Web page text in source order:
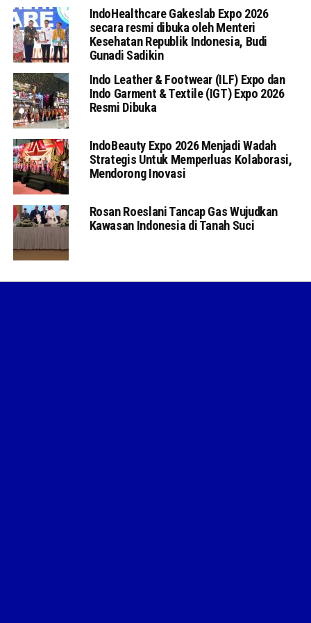
IndoHealthcare Gakeslab Expo 2026
secara resmi dibuka oleh Menteri
Kesehatan Republik Indonesia, Budi
Gunadi Sadikin
Indo Leather & Footwear (ILF) Expo dan
Indo Garment & Textile (IGT) Expo 2026
Resmi Dibuka
IndoBeauty Expo 2026 Menjadi Wadah
Strategis Untuk Memperluas Kolaborasi,
Mendorong Inovasi
Rosan Roeslani Tancap Gas Wujudkan
Kawasan Indonesia di Tanah Suci